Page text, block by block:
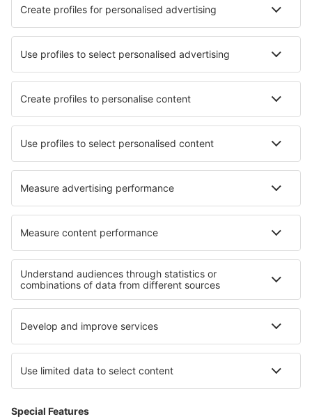
I migliori hotel - città
Hotel in Dietikon Hotel in Velleron Hotel in Győrújbarát
Hotel in Vaals Hotel in Signa Hotel in Kraljevica
Hotel in Lăng Cô Hotel in Fuentes de Ayódar
I migliori hotel - zone
Hotel a Garmisch-Partenkirchen
Hotel in Rhineland-Palatinate Hotel a Usedom
Hotel in Bavarian Alps Hotel a Val Cenis
Hotel in Gdansk Pomerania Hotel in Silesian Beskids
Hotel a Florianópolis Hotel Caprivi